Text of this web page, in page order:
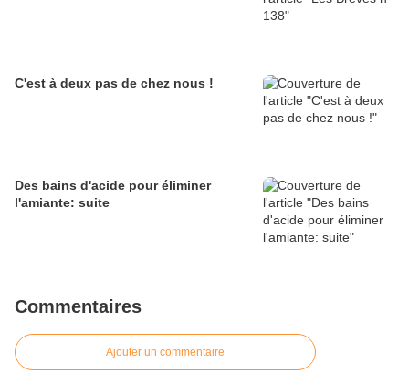
C'est à deux pas de chez nous !
Des bains d'acide pour éliminer
l'amiante: suite
Commentaires
Ajouter un commentaire